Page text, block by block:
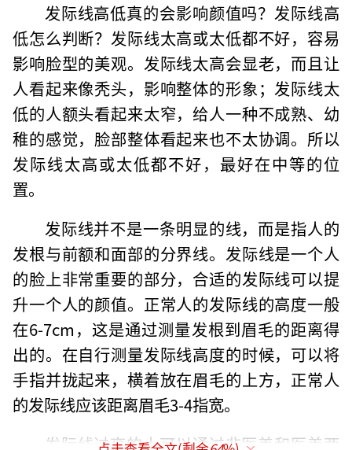
发际线高低真的会影响颜值吗？发际线高
低怎么判断？发际线太高或太低都不好，容易
影响脸型的美观。发际线太高会显老，而且让
人看起来像秃头，影响整体的形象；发际线太
低的人额头看起来太窄，给人一种不成熟、幼
稚的感觉，脸部整体看起来也不太协调。所以
发际线太高或太低都不好，最好在中等的位
置。
发际线并不是一条明显的线，而是指人的
发根与前额和面部的分界线。发际线是一个人
的脸上非常重要的部分，合适的发际线可以提
升一个人的颜值。正常人的发际线的高度一般
在6-7cm，这是通过测量发根到眉毛的距离得
出的。在自行测量发际线高度的时候，可以将
手指并拢起来，横着放在眉毛的上方，正常人
的发际线应该距离眉毛3-4指宽。
发际线过高的人可以通过非医美和医美两